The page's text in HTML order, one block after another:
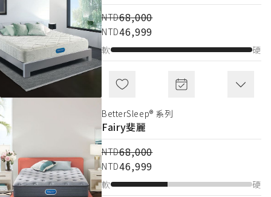
NTD68,000
NTD46,999
軟 硬
BetterSleep® 系列
Fairy斐麗
NTD68,000
NTD46,999
軟 硬
NTD68,000
NTD46,999
軟 硬
Beautyrest® 系列
Wonder ECO
NTD103,000
NTD61,999
軟 硬